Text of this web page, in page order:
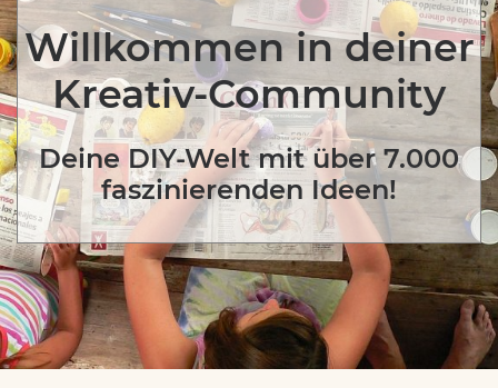
Willkommen in deiner
Kreativ-Community
Deine DIY-Welt mit über 7.000
faszinierenden Ideen!